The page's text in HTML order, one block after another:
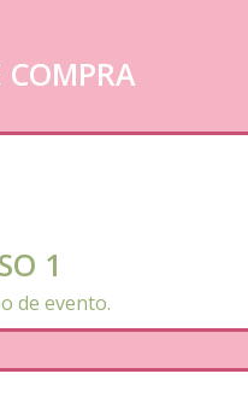
COMPRA
1
de evento.